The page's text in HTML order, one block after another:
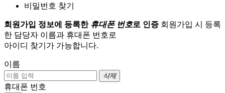
비밀번호 찾기
회원가입 정보에 등록한 휴대폰 번호로 인증 회원가입 시 등록
한 담당자 이름과 휴대폰 번호로
아이디 찾기가 가능합니다.
이름
삭제
휴대폰 번호